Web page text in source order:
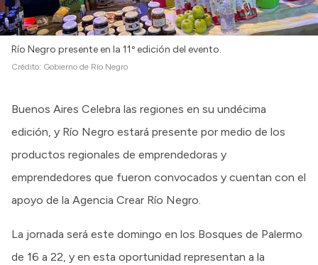
Río Negro presente en la 11º edición del evento.
Crédito: Gobierno de Río Negro
Buenos Aires Celebra las regiones en su undécima
edición, y Río Negro estará presente por medio de los
productos regionales de emprendedoras y
emprendedores que fueron convocados y cuentan con el
apoyo de la Agencia Crear Río Negro.
La jornada será este domingo en los Bosques de Palermo
de 16 a 22, y en esta oportunidad representan a la